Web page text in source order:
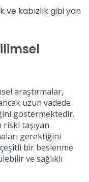
ve kabızlık gibi yan
araştırmalar,
uzun vadede
göstermektedir.
riski taşıyan
gerektiğini
bir beslenme
ve sağlıklı